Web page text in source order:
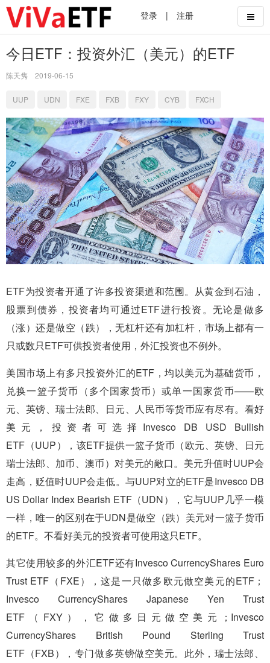
登录 | 注册
今日ETF：投资外汇（美元）的ETF
陈天隽 2019-06-15
UUP UDN FXE FXB FXY CYB FXCH
ETF为投资者开通了许多投资渠道和范围。从黄金到石油，
股票到债券，投资者均可通过ETF进行投资。无论是做多
（涨）还是做空（跌），无杠杆还有加杠杆，市场上都有一
只或数只ETF可供投资者使用，外汇投资也不例外。
美国市场上有多只投资外汇的ETF，均以美元为基础货币，
兑换一篮子货币（多个国家货币）或单一国家货币——欧
元、英镑、瑞士法郎、日元、人民币等货币应有尽有。看好
美元，投资者可选择Invesco DB USD Bullish
ETF（UUP），该ETF提供一篮子货币（欧元、英镑、日元
瑞士法郎、加币、澳币）对美元的敞口。美元升值时UUP会
走高，贬值时UUP会走低。与UUP对立的ETF是Invesco DB
US Dollar Index Bearish ETF（UDN），它与UUP几乎一模
一样，唯一的区别在于UDN是做空（跌）美元对一篮子货币
的ETF。不看好美元的投资者可使用这只ETF。
其它使用较多的外汇ETF还有Invesco CurrencyShares Euro
Trust ETF（FXE），这是一只做多欧元做空美元的ETF；
Invesco CurrencyShares Japanese Yen Trust
ETF（FXY），它做多日元做空美元；Invesco
CurrencyShares British Pound Sterling Trust
ETF（FXB），专门做多英镑做空美元。此外，瑞士法郎、